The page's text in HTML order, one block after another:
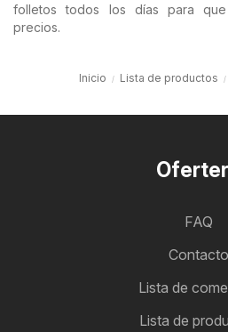
folletos todos los días para
precios.
Inicio Lista de productos
FAQ
Contacto
Lista de
Lista de